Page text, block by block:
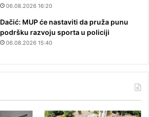
06.08.2026 16:20
Dačić: MUP će nastaviti da pruža punu
podršku razvoju sporta u policiji
06.08.2026 15:40